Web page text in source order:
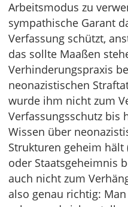
Arbeitsmodus zu
sympathische Garant
Verfassung schützt,
das sollte Maaßen
Verhinderungspraxis
neonazistischen
wurde ihm nicht zum
Verfassungsschutz bis
Wissen über
Strukturen geheim
oder Staatsgeheimnis
auch nicht zum
also genau richtig: